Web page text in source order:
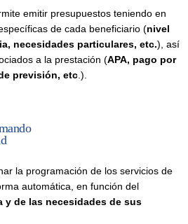
emitir presupuestos teniendo en
de cada beneficiario (nivel
necesidades particulares, etc.), así
a la prestación (APA, pago por
previsión, etc.).
la programación de los servicios de
automática, en función del
de las necesidades de sus